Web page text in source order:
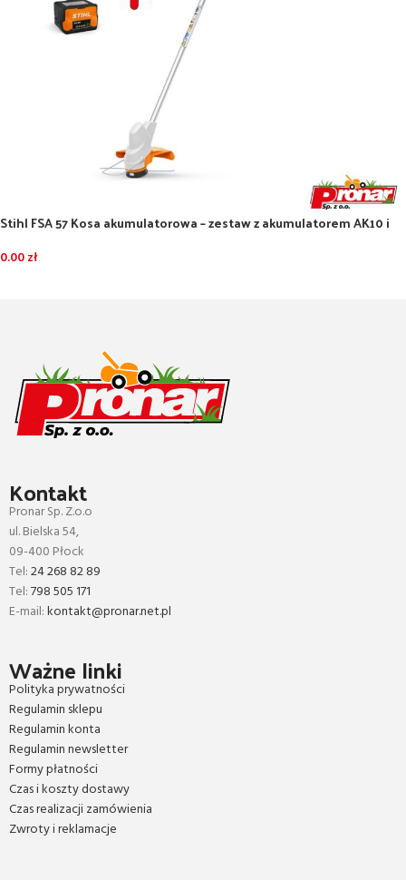
Stihl FSA 57 Kosa akumulatorowa – zestaw z akumulatorem AK10 i
0.00zł
Kontakt
Pronar Sp. Z.o.o
ul. Bielska 54,
09-400 Płock
Tel:24 268 82 89
Tel:798 505 171
E-mail:kontakt@pronar.net.pl
Ważne linki
Polityka prywatności
Regulamin sklepu
Regulamin konta
Regulamin newsletter
Formy płatności
Czas i koszty dostawy
Czas realizacji zamówienia
Zwroty i reklamacje